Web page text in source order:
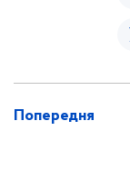
Попередня